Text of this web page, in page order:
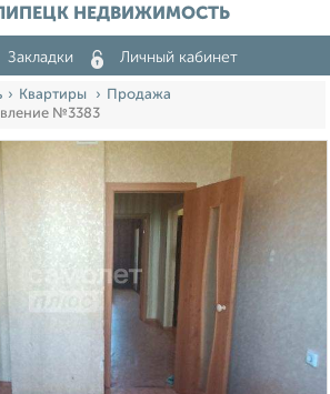
НЕДВИЖИМОСТЬ
Закладки Личный кабинет
Квартиры
Продажа
№3383